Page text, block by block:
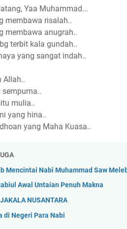
Yaa Muhammad...
membawa risalah..
membawa anugrah..
terbit kala gundah..
yang sangat indah..
Allah..
sempurna..
mulia..
yang hina..
yang Maha Kuasa..
Mencintai Nabi Muhammad Saw
Awal Untaian Penuh Makna
NUSANTARA
di Negeri Para Nabi